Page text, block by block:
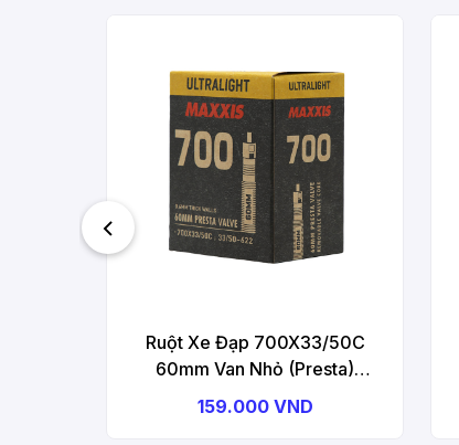
Ruột Xe Đạp 700X33/50C
60mm Van Nhỏ (Presta)
MAXXIS Ultralight Bicycle Tube
159.000 VND